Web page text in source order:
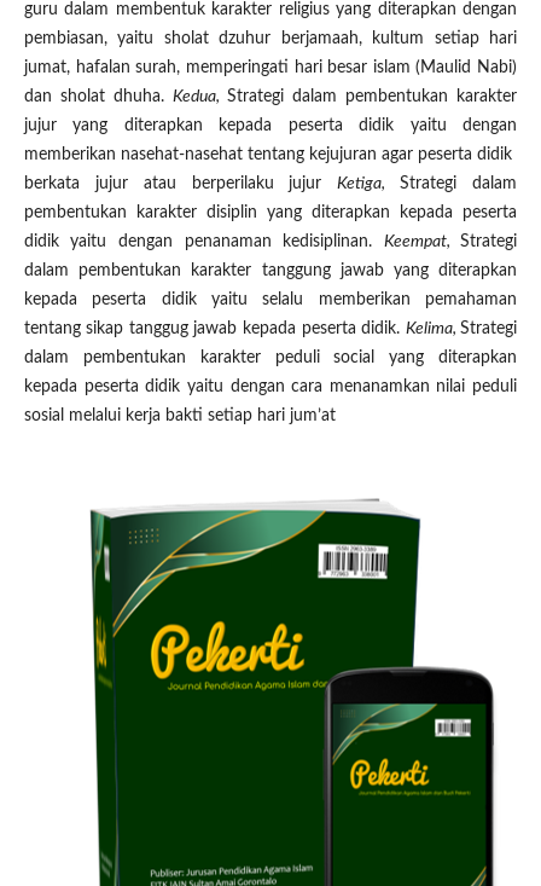
guru dalam membentuk karakter religius yang diterapkan dengan
pembiasan, yaitu sholat dzuhur berjamaah, kultum setiap hari
jumat, hafalan surah, memperingati hari besar islam (Maulid Nabi)
dan sholat dhuha. Kedua,Strategi dalam pembentukan karakter
jujur yang diterapkan kepada peserta didik yaitu dengan
memberikan nasehat-nasehat tentang kejujuran agar peserta didik
berkata jujur atau berperilaku jujurKetiga,Strategi dalam
pembentukan karakter disiplin yang diterapkan kepada peserta
didik yaitu dengan penanaman kedisiplinan. Keempat,Strategi
dalam pembentukan karakter tanggung jawab yang diterapkan
kepada peserta didik yaitu selalu memberikan pemahaman
tentang sikap tanggug jawab kepada peserta didik. Kelima,Strategi
dalam pembentukan karakter peduli social yang diterapkan
kepada peserta didik yaitu dengan cara menanamkan nilai peduli
sosial melalui kerja bakti setiap hari jum’at